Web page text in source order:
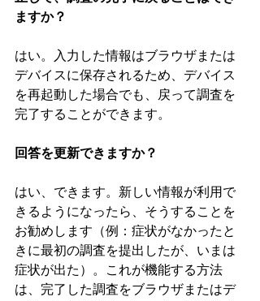
ますか？
はい。入力した情報はブラウザまたは
デバイスに保存されるため、デバイス
を再起動した場合でも、戻って調査を
完了することができます。
回答を更新できますか？
はい、できます。新しい情報が利用で
きるようになったら、そうすることを
お勧めします（例：症状がなかったと
きに最初の調査を提出したが、いまは
症状が出た）。これが機能する方法
は、完了した調査をブラウザまたはデ